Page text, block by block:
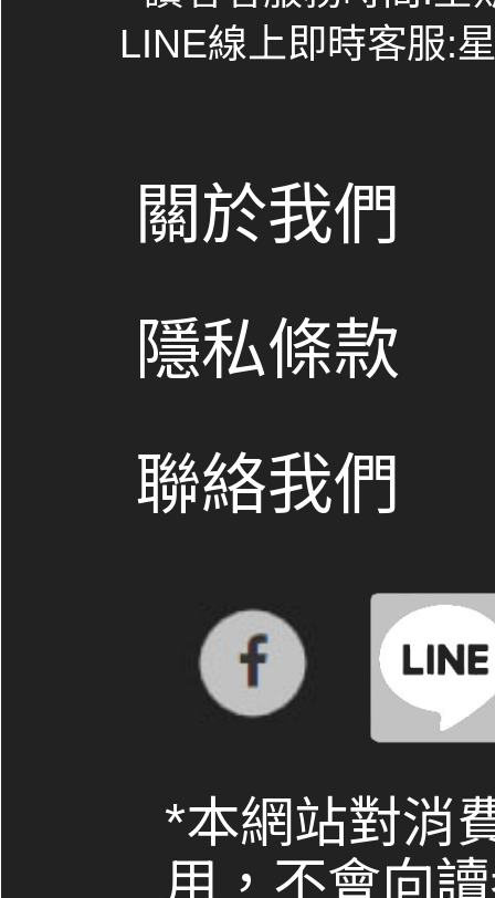
LINE線上即時客服:
關於我們
隱私條款
聯絡我們
*本網站對消
用，不會向